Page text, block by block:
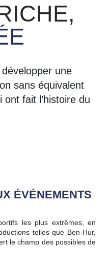
une
sans équivalent
fait l’histoire du
ÉVÉNEMENTS
les plus extrêmes, en
telles que Ben-Hur,
le champ des possibles de